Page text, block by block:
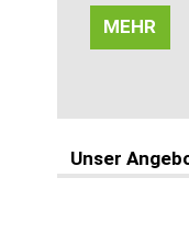
MEHR
Unser